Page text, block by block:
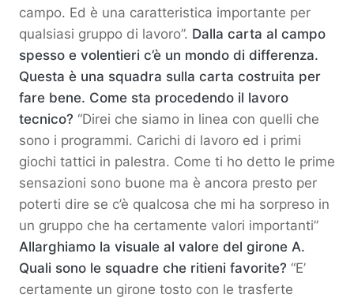
campo. Ed è una caratteristica importante per
qualsiasi gruppo di lavoro”. Dalla carta al campo
spesso e volentieri c’è un mondo di differenza.
Questa è una squadra sulla carta costruita per
fare bene. Come sta procedendo il lavoro
tecnico? “Direi che siamo in linea con quelli che
sono i programmi. Carichi di lavoro ed i primi
giochi tattici in palestra. Come ti ho detto le prime
sensazioni sono buone ma è ancora presto per
poterti dire se c’è qualcosa che mi ha sorpreso in
un gruppo che ha certamente valori importanti”
Allarghiamo la visuale al valore del girone A.
Quali sono le squadre che ritieni favorite? “E’
certamente un girone tosto con le trasferte